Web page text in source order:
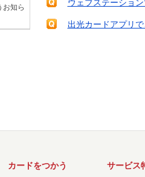
お知ら
ウェブステーショ
出光カードアプリ
カードをつかう サービス